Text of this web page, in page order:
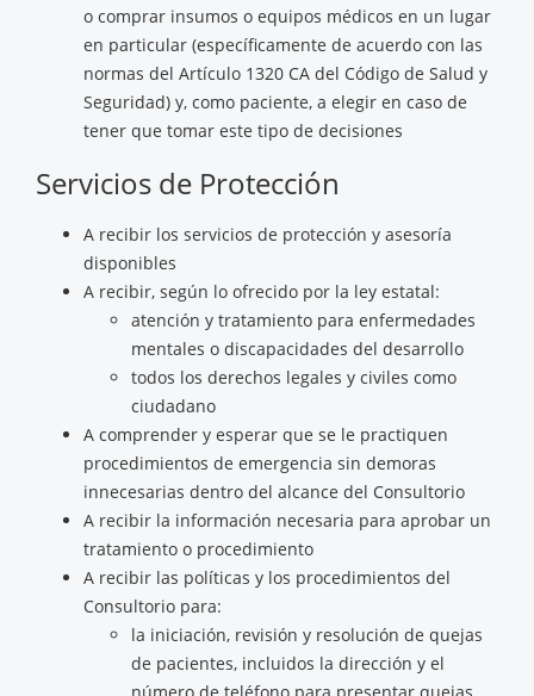
o comprar insumos o equipos médicos en un lugar
en particular (específicamente de acuerdo con las
normas del Artículo 1320 CA del Código de Salud y
Seguridad) y, como paciente, a elegir en caso de
tener que tomar este tipo de decisiones
Servicios de Protección
A recibir los servicios de protección y asesoría
disponibles
A recibir, según lo ofrecido por la ley estatal:
atención y tratamiento para enfermedades
mentales o discapacidades del desarrollo
todos los derechos legales y civiles como
ciudadano
A comprender y esperar que se le practiquen
procedimientos de emergencia sin demoras
innecesarias dentro del alcance del Consultorio
A recibir la información necesaria para aprobar un
tratamiento o procedimiento
A recibir las políticas y los procedimientos del
Consultorio para:
la iniciación, revisión y resolución de quejas
de pacientes, incluidos la dirección y el